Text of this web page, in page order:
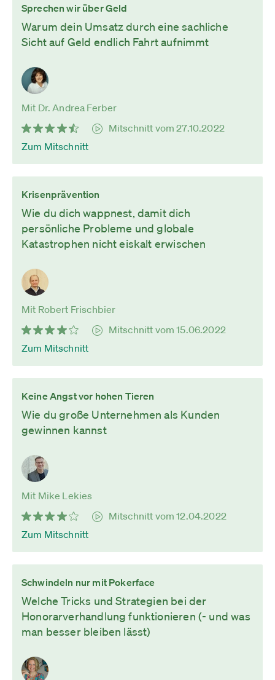
Sprechen wir über Geld
Warum dein Umsatz durch eine sachliche
Sicht auf Geld endlich Fahrt aufnimmt
Mit Dr. Andrea Ferber
Mitschnitt vom 27.10.2022
Zum Mitschnitt
Krisenprävention
Wie du dich wappnest, damit dich
persönliche Probleme und globale
Katastrophen nicht eiskalt erwischen
Mit Robert Frischbier
Mitschnitt vom 15.06.2022
Zum Mitschnitt
Keine Angst vor hohen Tieren
Wie du große Unternehmen als Kunden
gewinnen kannst
Mit Mike Lekies
Mitschnitt vom 12.04.2022
Zum Mitschnitt
Schwindeln nur mit Pokerface
Welche Tricks und Strategien bei der
Honorarverhandlung funktionieren (- und was
man besser bleiben lässt)